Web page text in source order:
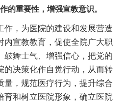
的重要性，增强宣教意识。
，为医院的建设和发展营造
内宣教教育，促使全院广大职
鼓舞士气、增强信心，把党的
的决策化作自觉行动，从而转
量，规范医疗行为，提升综合
育和树立医院形象，确立医院